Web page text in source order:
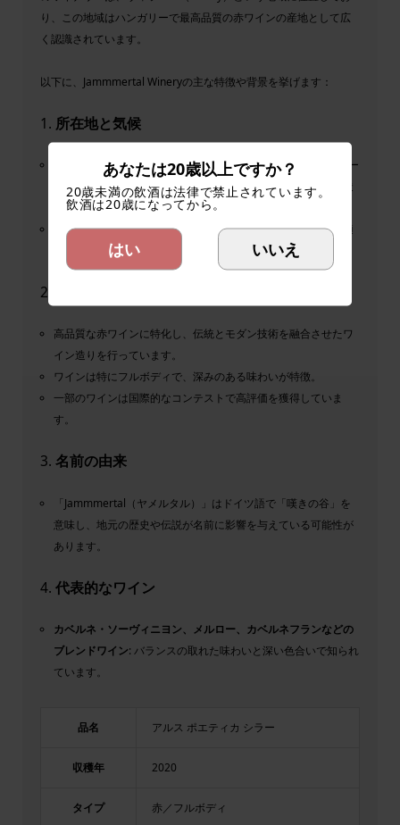
り、この地域はハンガリーで最高品質の赤ワインの産地として広
く認識されています。
以下に、Jammmertal Wineryの主な特徴や背景を挙げます：
1. 所在地と気候
Jammmertal Winery（ヤメルタル ワイナリー）は、ハンガリー
南部ヴィラーニに位置し、温暖な気候と肥沃な土壌がワイン造
りに最適です。
地中海性気候の影響を受け、赤ワイン用のブドウ品種が特に適
しています。
2.
高品質な赤ワインに特化し、伝統とモダン技術を融合させたワ
イン造りを行っています。
ワインは特にフルボディで、深みのある味わいが特徴。
一部のワインは国際的なコンテストで高評価を獲得していま
す。
3. 名前の由来
「Jammmertal（ヤメルタル）」はドイツ語で「嘆きの谷」を
意味し、地元の歴史や伝説が名前に影響を与えている可能性が
あります。
4. 代表的なワイン
カベルネ・ソーヴィニヨン、メルロー、カベルネフランなどの
ブレンドワイン: バランスの取れた味わいと深い色合いで知られ
ています。
品名 アルス ポエティカ シラー
収穫年 2020
タイプ 赤／フルボディ
あなたは20歳以上ですか？
20歳未満の飲酒は法律で禁止されています。
飲酒は20歳になってから。
はい いいえ